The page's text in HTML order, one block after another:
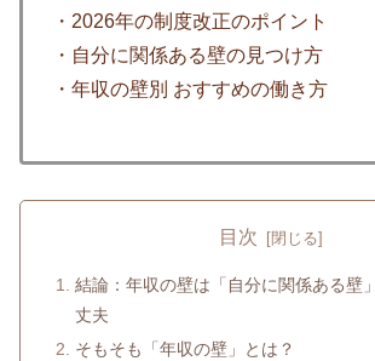
・2026年の制度改正のポイント
・自分に関係ある壁の見つけ方
・年収の壁別 おすすめの働き方
目次
結論：年収の壁は「自分に関係ある壁
丈夫
そもそも「年収の壁」とは？